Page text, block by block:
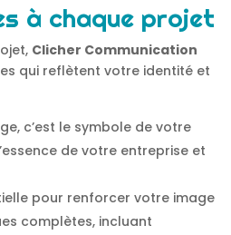
à chaque projet
Clicher Communication
qui reflètent votre identité et
c’est le symbole de votre
de votre entreprise et
pour renforcer votre image
complètes, incluant